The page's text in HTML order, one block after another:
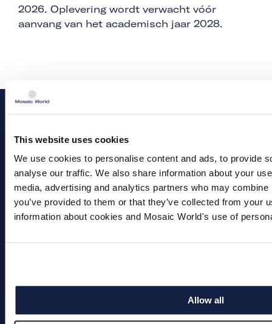
This website uses cookies
We use cookies to personalise content and ads, to provide
analyse our traffic. We also share information about your
media, advertising and analytics partners who may
you’ve provided to them or that they’ve collected from your
information about cookies and Mosaic World's use of
Allow all
2026. Oplevering wordt verwacht vóór
aanvang van het academisch jaar 2028.
Over Mosaic World
Ons verhaal
Werken bij
Contact